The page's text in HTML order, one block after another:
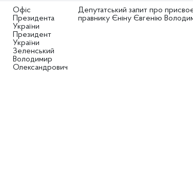
Офіс
Президента
України
Президент
України
Зеленський
Володимир
Олександрович
Депутатський запит про
правнику Єніну Євгенію